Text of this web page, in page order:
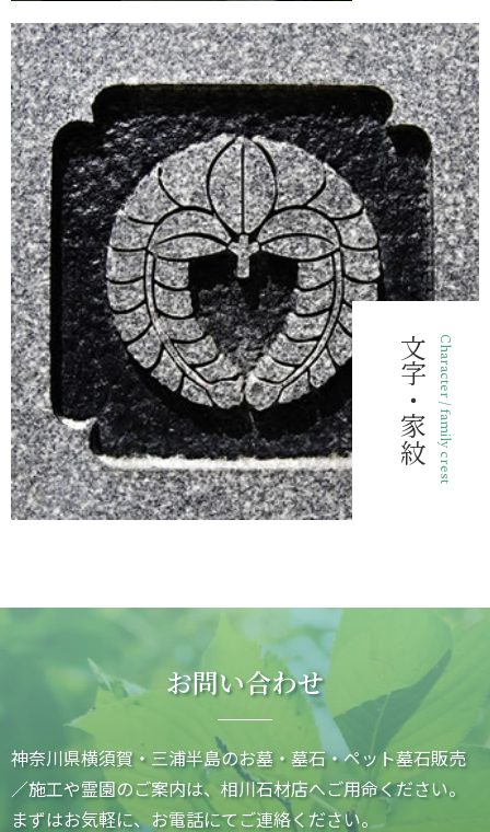
文字・家紋Character / family crest
お問い合わせ
神奈川県横須賀・三浦半島のお墓・墓石・ペット墓石販売
／施工や霊園のご案内は、相川石材店へご用命ください。
まずはお気軽に、お電話にてご連絡ください。